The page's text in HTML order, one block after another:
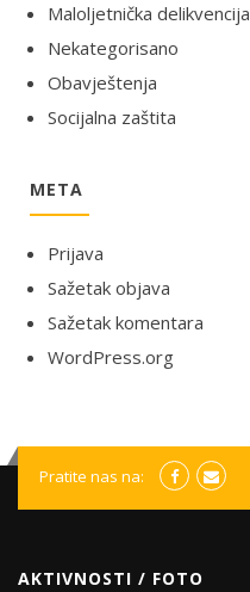
Maloljetnička delikvencija
Nekategorisano
Obavještenja
Socijalna zaštita
META
Prijava
Sažetak objava
Sažetak komentara
WordPress.org
Pratite nas na:
AKTIVNOSTI / FOTO